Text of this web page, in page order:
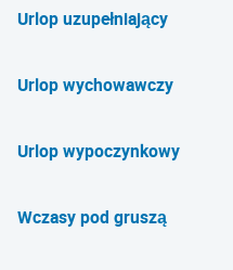
Urlop uzupełniający
Urlop wychowawczy
Urlop wypoczynkowy
Wczasy pod gruszą